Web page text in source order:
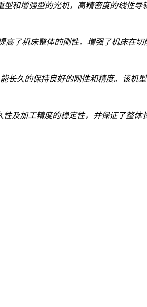
和增强型的光机，高精密度的线性导
了机床整体的刚性，增强了机床在
长久的保持良好的刚性和精度。该机
及加工精度的稳定性，并保证了整体